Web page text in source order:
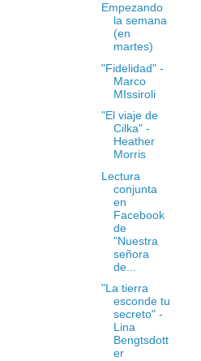
Empezando
la semana
(en
martes)
"Fidelidad" -
Marco
MIssiroli
"El viaje de
Cilka" -
Heather
Morris
Lectura
conjunta
en
Facebook
de
"Nuestra
señora
de...
"La tierra
esconde tu
secreto" -
Lina
Bengtsdott
er